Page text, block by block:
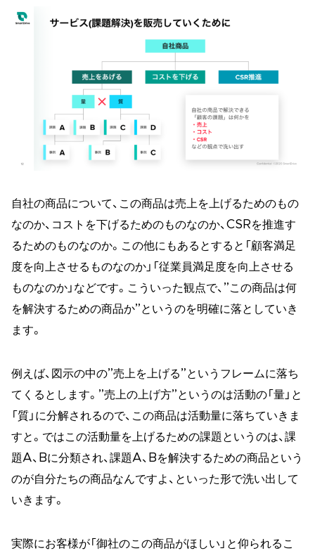
自社の商品について、この商品は売上を上げるためのもの
なのか、コストを下げるためのものなのか、CSRを推進す
るためのものなのか。この他にもあるとすると「顧客満足
度を向上させるものなのか」「従業員満足度を向上させる
ものなのか」などです。こういった観点で、”この商品は何
を解決するための商品か”というのを明確に落としていき
ます。
例えば、図示の中の”売上を上げる”というフレームに落ち
てくるとします。”売上の上げ方”というのは活動の「量」と
「質」に分解されるので、この商品は活動量に落ちていきま
すと。ではこの活動量を上げるための課題というのは、課
題A、Bに分類され、課題A、Bを解決するための商品という
のが自分たちの商品なんですよ、といった形で洗い出して
いきます。
実際にお客様が「御社のこの商品がほしい」と仰られるこ